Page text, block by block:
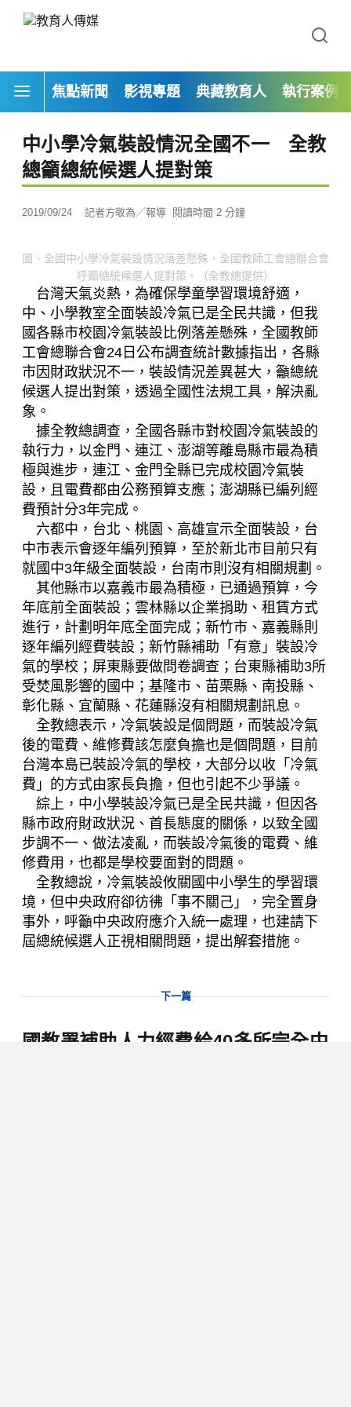
焦點新聞 影視專題 典藏教育人 執行案例
中小學冷氣裝設情況全國不一 全教
總籲總統候選人提對策
2019/09/24 記者方敬為／報導 閱讀時間 2 分鐘
圖、全國中小學冷氣裝設情況落差懸殊，全國教師工會總聯合會
呼籲總統候選人提對策。（全教總提供）
台灣天氣炎熱，為確保學童學習環境舒適，
中、小學教室全面裝設冷氣已是全民共識，但我
國各縣市校園冷氣裝設比例落差懸殊，全國教師
工會總聯合會24日公布調查統計數據指出，各縣
市因財政狀況不一，裝設情況差異甚大，籲總統
候選人提出對策，透過全國性法規工具，解決亂
象。
據全教總調查，全國各縣市對校園冷氣裝設的
執行力，以金門、連江、澎湖等離島縣市最為積
極與進步，連江、金門全縣已完成校園冷氣裝
設，且電費都由公務預算支應；澎湖縣已編列經
費預計分3年完成。
六都中，台北、桃園、高雄宣示全面裝設，台
中市表示會逐年編列預算，至於新北市目前只有
就國中3年級全面裝設，台南市則沒有相關規劃。
其他縣市以嘉義市最為積極，已通過預算，今
年底前全面裝設；雲林縣以企業捐助、租賃方式
進行，計劃明年底全面完成；新竹市、嘉義縣則
逐年編列經費裝設；新竹縣補助「有意」裝設冷
氣的學校；屏東縣要做問卷調查；台東縣補助3所
受焚風影響的國中；基隆市、苗栗縣、南投縣、
彰化縣、宜蘭縣、花蓮縣沒有相關規劃訊息。
全教總表示，冷氣裝設是個問題，而裝設冷氣
後的電費、維修費該怎麼負擔也是個問題，目前
台灣本島已裝設冷氣的學校，大部分以收「冷氣
費」的方式由家長負擔，但也引起不少爭議。
綜上，中小學裝設冷氣已是全民共識，但因各
縣市政府財政狀況、首長態度的關係，以致全國
步調不一、做法凌亂，而裝設冷氣後的電費、維
修費用，也都是學校要面對的問題。
全教總說，冷氣裝設攸關國中小學生的學習環
境，但中央政府卻彷彿「事不關己」，完全置身
事外，呼籲中央政府應介入統一處理，也建請下
屆總統候選人正視相關問題，提出解套措施。
下一篇
國教署補助人力經費給40多所完全中